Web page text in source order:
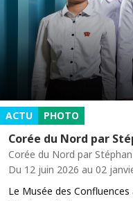
ACTU PHOTO
Corée du Nord par
Corée du Nord par
Du 12 juin 2026 au 02
Le Musée des